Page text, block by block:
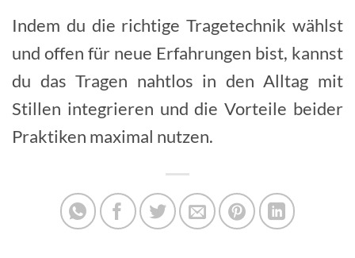
Indem du die richtige Tragetechnik wählst
und offen für neue Erfahrungen bist, kannst
du das Tragen nahtlos in den Alltag mit
Stillen integrieren und die Vorteile beider
Praktiken maximal nutzen.